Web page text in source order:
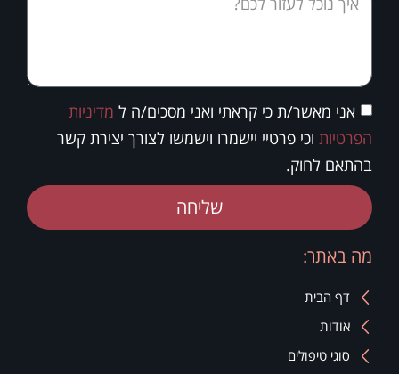
מה באתר:
דף הבית
אודות
סוגי טיפולים
אני מאשר/ת כי קראתי ואני מסכים/ה ל מדיניות
הפרטיות וכי פרטיי יישמרו וישמשו לצורך יצירת קשר
בהתאם לחוק.
שליחה